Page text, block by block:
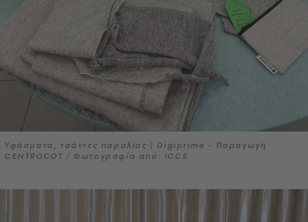
Υφάσματα, τσάντες παραλίας | Digiprime - Παραγωγή
CENTROCOT / Φωτογραφία από: ICCS